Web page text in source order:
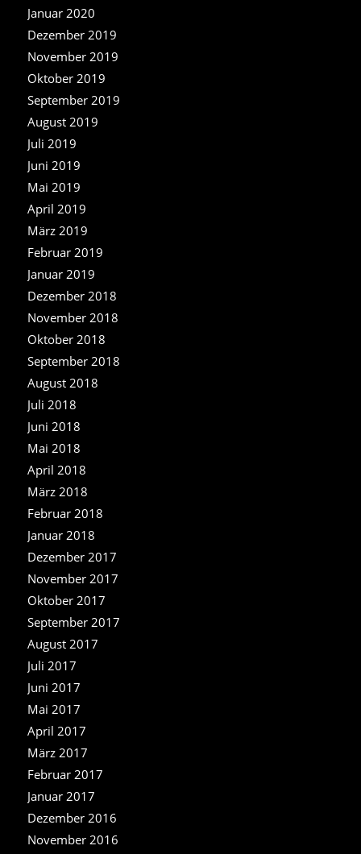
Januar 2020
Dezember 2019
November 2019
Oktober 2019
September 2019
August 2019
Juli 2019
Juni 2019
Mai 2019
April 2019
März 2019
Februar 2019
Januar 2019
Dezember 2018
November 2018
Oktober 2018
September 2018
August 2018
Juli 2018
Juni 2018
Mai 2018
April 2018
März 2018
Februar 2018
Januar 2018
Dezember 2017
November 2017
Oktober 2017
September 2017
August 2017
Juli 2017
Juni 2017
Mai 2017
April 2017
März 2017
Februar 2017
Januar 2017
Dezember 2016
November 2016